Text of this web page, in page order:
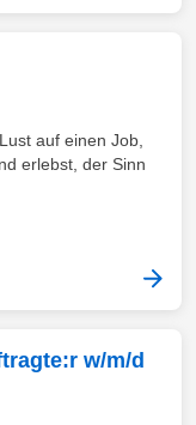
auf einen Job,
erlebst, der Sinn
w/m/d